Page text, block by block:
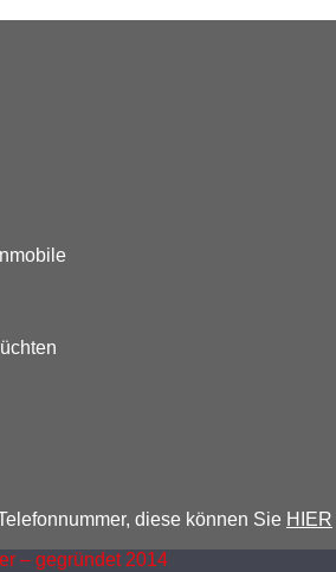
diese können Sie HIER
– gegründet 2014